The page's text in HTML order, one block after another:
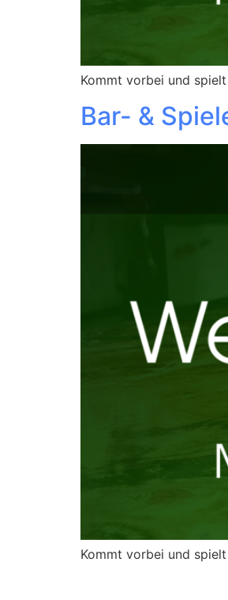
Kommt vorbei und
Bar- &
Kommt vorbei und